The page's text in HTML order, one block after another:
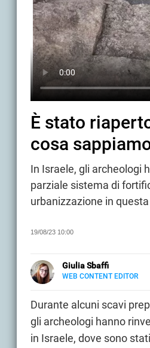
È stato
cosa
In Israele, gli archeologi
parziale sistema di
urbanizzazione in
19/08/23 10:00
Giulia Sbaffi
WEB CONTENT EDITOR
LINKEDIN
lettura (meglio se su
Durante alcuni scavi
gli archeologi hanno
in Israele, dove sono